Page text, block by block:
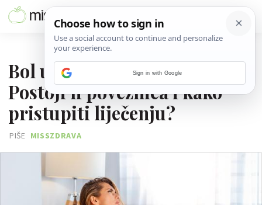
Bol u koljenima i ramenu:
Postoji li poveznica i kako
pristupiti liječenju?
PIŠE MISSZDRAVA
Sign in with Google